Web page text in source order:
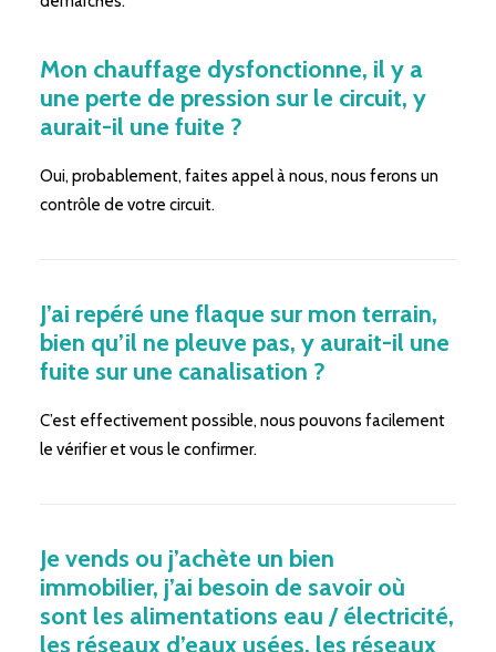
Mon chauffage dysfonctionne, il y a
une perte de pression sur le circuit, y
aurait-il une fuite ?
Oui, probablement, faites appel à nous, nous ferons un
contrôle de votre circuit.
J’ai repéré une flaque sur mon terrain,
bien qu’il ne pleuve pas, y aurait-il une
fuite sur une canalisation ?
C’est effectivement possible, nous pouvons facilement
le vérifier et vous le confirmer.
Je vends ou j’achète un bien
immobilier, j’ai besoin de savoir où
sont les alimentations eau / électricité,
les réseaux d’eaux usées, les réseaux